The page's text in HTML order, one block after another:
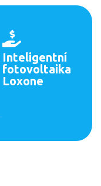
Inteligentní
fotovoltaika
Loxone